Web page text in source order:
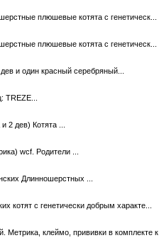
плюшевые котята с генетическ...
плюшевые котята с генетическ...
и один красный серебряный...
TREZE...
2 дев) Котята ...
wcf. Родители ...
Длинношерстных ...
котят с генетически добрым характе...
Метрика, клеймо, прививки в комплекте к